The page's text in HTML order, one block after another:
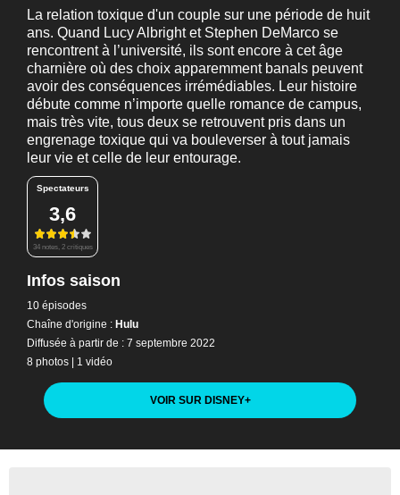
La relation toxique d'un couple sur une période de huit
ans. Quand Lucy Albright et Stephen DeMarco se
rencontrent à l’université, ils sont encore à cet âge
charnière où des choix apparemment banals peuvent
avoir des conséquences irrémédiables. Leur histoire
débute comme n’importe quelle romance de campus,
mais très vite, tous deux se retrouvent pris dans un
engrenage toxique qui va bouleverser à tout jamais
leur vie et celle de leur entourage.
Spectateurs
3,6
34 notes, 2 critiques
Infos saison
10 épisodes
Chaîne d'origine : Hulu
Diffusée à partir de : 7 septembre 2022
8 photos | 1 vidéo
VOIR SUR DISNEY+